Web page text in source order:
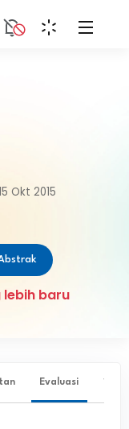
Okt 2015
baru
Evaluasi ✨